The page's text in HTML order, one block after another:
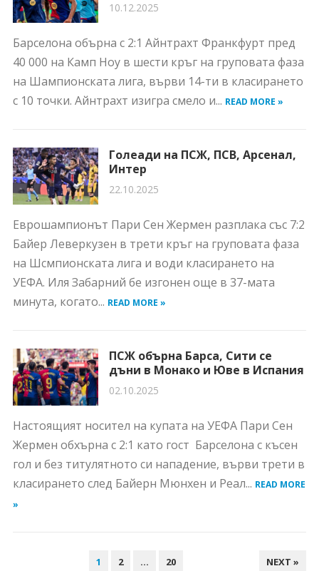
10.12.2025
Барселона обърна с 2:1 Айнтрахт Франкфурт пред
40 000 на Камп Ноу в шести кръг на груповата фаза
на Шампионската лига, върви 14-ти в класирането
с 10 точки. Айнтрахт изигра смело и... READ MORE »
Голеади на ПСЖ, ПСВ, Арсенал,
Интер
22.10.2025
Еврошампионът Пари Сен Жермен разплака със 7:2
Байер Леверкузен в трети кръг на груповата фаза
на Шсмпионската лига и води класирането на
УЕФА. Иля Забарний бе изгонен още в 37-мата
минута, когато... READ MORE »
ПСЖ обърна Барса, Сити се
дъни в Монако и Юве в Испания
02.10.2025
Настоящият носител на купата на УЕФА Пари Сен
Жермен обхърна с 2:1 като гост Барселона с късен
гол и без титулятното си нападение, върви трети в
класирането след Байерн Мюнхен и Реал... READ MORE
»
1 2 … 20 NEXT »